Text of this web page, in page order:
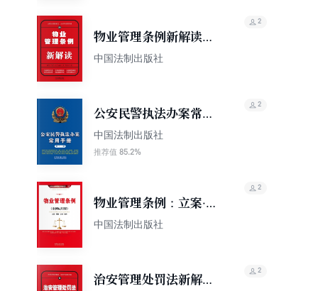
物业管理条例新解读
（第四版）
中国法制出版社
2
公安民警执法办案常用
手册（第十一版）
中国法制出版社
推荐值 85.2%
2
物业管理条例：立案·管
辖·证据·裁判（案例应用
中国法制出版社
2
治安管理处罚法新解读
2